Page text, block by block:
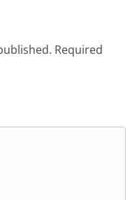
Required